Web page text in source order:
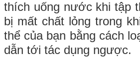
thích uống nước khi tập
bị mất chất lỏng trong
thể của bạn bằng cách
dẫn tới tác dụng ngược.